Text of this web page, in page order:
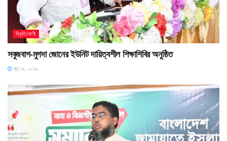
বিবৃতি/বাণী
সবুজবাগ-মুগদা জোনের ইউনিট দায়িত্বশীল শিক্ষাশিবির অনুষ্ঠিত
জুন ১৯, ২০২৬